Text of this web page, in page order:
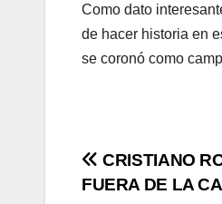
Como dato
de hacer historia en
se coronó como
CRISTIANO
FUERA DE LA